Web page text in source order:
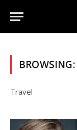
BROWSING:
Travel